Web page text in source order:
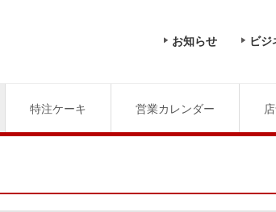
お知らせ ビジ
特注ケーキ 営業カレンダー